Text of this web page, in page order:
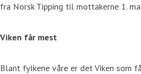
fra Norsk Tipping til mottakerne 1.
Viken får mest
Blant fylkene våre er det Viken som